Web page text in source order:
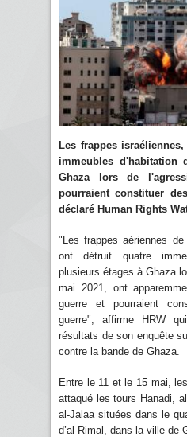
Les frappes
immeubles d'habitation
Ghaza lors de
pourraient constituer
déclaré Human Rights
"Les frappes aériennes
ont détruit quatre
plusieurs étages à Ghaza
mai 2021, ont
guerre et pourraient
guerre", affirme HRW
résultats de son enquête
contre la bande de Ghaza.
Entre le 11 et le 15 mai,
attaqué les tours Hanadi,
al-Jalaa situées dans le
d’al-Rimal, dans la ville de